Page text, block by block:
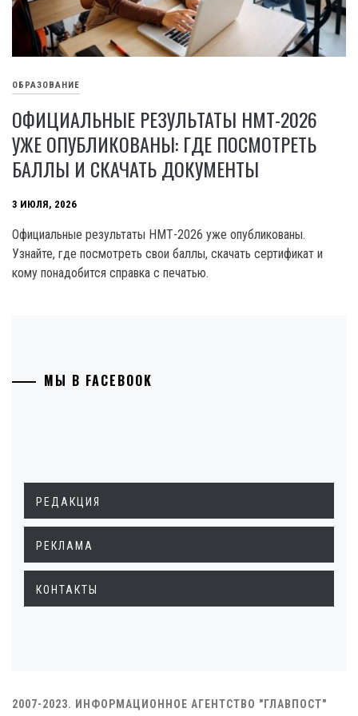
ОБРАЗОВАНИЕ
ОФИЦИАЛЬНЫЕ РЕЗУЛЬТАТЫ НМТ-2026
УЖЕ ОПУБЛИКОВАНЫ: ГДЕ ПОСМОТРЕТЬ
БАЛЛЫ И СКАЧАТЬ ДОКУМЕНТЫ
3 ИЮЛЯ, 2026
Официальные результаты НМТ-2026 уже опубликованы.
Узнайте, где посмотреть свои баллы, скачать сертификат и
кому понадобится справка с печатью.
МЫ В FACEBOOK
РЕДАКЦИЯ
РЕКЛАМА
КОНТАКТЫ
2007-2023. ИНФОРМАЦИОННОЕ АГЕНТСТВО "ГЛАВПОСТ"